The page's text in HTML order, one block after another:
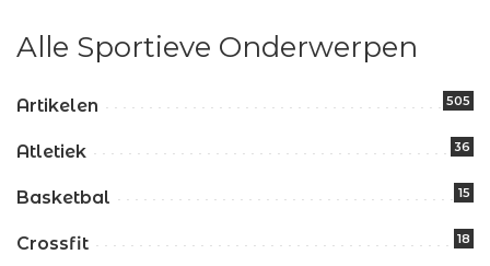
Alle Sportieve Onderwerpen
Artikelen 505
Atletiek 36
Basketbal 15
Crossfit 18